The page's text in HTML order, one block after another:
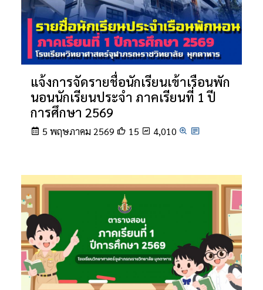
แจ้งการจัดรายชื่อนักเรียนเข้าเรือนพัก
นอนนักเรียนประจำ ภาคเรียนที่ 1 ปี
การศึกษา 2569
5 พฤษภาคม 2569 15 4,010